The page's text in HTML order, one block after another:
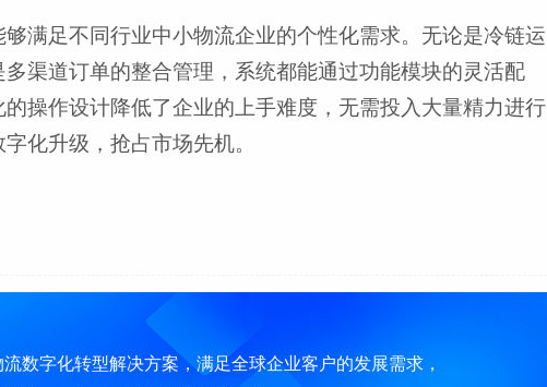
满足不同行业中小物流企业的个性化需求。无论是冷链运
渠道订单的整合管理，系统都能通过功能模块的灵活配
操作设计降低了企业的上手难度，无需投入大量精力进行
化升级，抢占市场先机。
数字化转型解决方案，满足全球企业客户的发展需求，